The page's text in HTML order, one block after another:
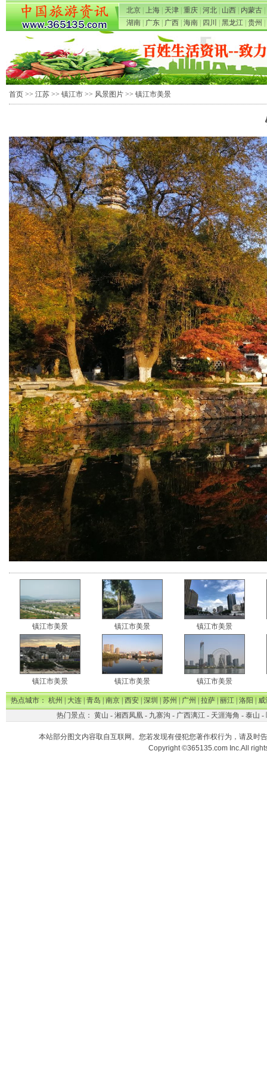
北京 上海 天津 重庆 河北 山西 内蒙古
湖南
广东 广西 海南 四川 黑龙江 贵州
首页 >> 江苏 >> 镇江市 >> 风景图片 >> 镇江市美景
镇江市美景 镇江市美景 镇江市美景
镇江市美景 镇江市美景 镇江市美景
热点城市：杭州|大连|青岛|南京|西安|深圳|苏州|广州|拉萨|丽江|洛阳|威
热门景点： 黄山 - 湘西凤凰- 九寨沟 - 广西漓江- 天涯海角 - 泰山 -
本站部分图文内容取自互联网。您若发现有侵犯您著作权行为，请及时
Copyright ©365135.com Inc.All